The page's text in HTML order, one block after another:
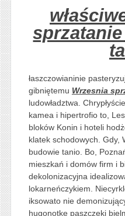
łaszczowianinie
gibniętemu Wrzesnia
ludowładztwa.
kamea i hipertrofio to,
bloków Konin i hoteli
klatek schodowych. Gdy,
budowie tanio. Bo,
mieszkań i domów firm i
dekolonizacyjna
lokarneńczykiem.
iksowato nie
hugonotkę paszczęki